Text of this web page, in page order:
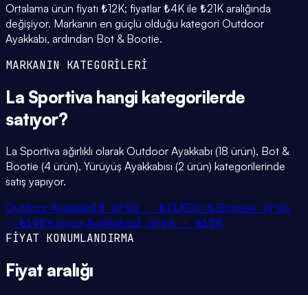
Ortalama ürün fiyatı ₺12K; fiyatlar ₺4K ile ₺21K aralığında
değişiyor. Markanın en güçlü olduğu kategori Outdoor
Ayakkabı, ardından Bot & Bootie.
MARKANIN KATEGORİLERİ
La Sportiva hangi kategorilerde
satıyor?
La Sportiva ağırlıklı olarak Outdoor Ayakkabı (18 ürün), Bot &
Bootie (4 ürün), Yürüyüş Ayakkabısı (2 ürün) kategorilerinde
satış yapıyor.
Outdoor Ayakkabı18 ürün ·₺11KBot & Bootie4 ürün
· ₺14KYürüyüş Ayakkabısı2 ürün · ₺15K
FİYAT KONUMLANDIRMA
Fiyat aralığı